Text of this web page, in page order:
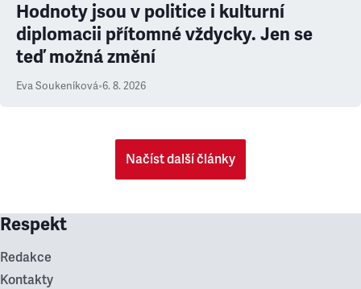
Hodnoty jsou v politice i kulturní
diplomacii přítomné vždycky. Jen se
teď možná změní
Eva Soukeníková•6. 8. 2026
Načíst další články
Respekt
Redakce
Kontakty